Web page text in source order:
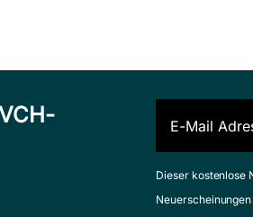
Dieser kostenlose